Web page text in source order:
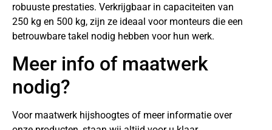
robuuste prestaties. Verkrijgbaar in capaciteiten van
250 kg en 500 kg, zijn ze ideaal voor monteurs die een
betrouwbare takel nodig hebben voor hun werk.
Meer info of maatwerk
nodig?
Voor maatwerk hijshoogtes of meer informatie over